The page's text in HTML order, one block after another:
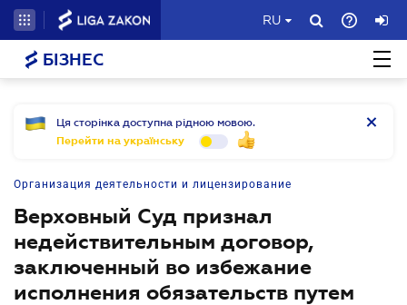
RU
БІЗНЕС
Ця сторінка доступна рідною мовою.
Перейти на українську
Организация деятельности и лицензирование
Верховный Суд признал
недействительным договор,
заключенный во избежание
исполнения обязательств путем